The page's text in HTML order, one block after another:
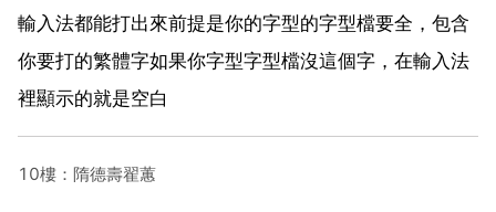
輸入法都能打出來前提是你的字型的字型檔要全，包含
你要打的繁體字如果你字型字型檔沒這個字，在輸入法
裡顯示的就是空白
10樓：隋德壽翟蕙